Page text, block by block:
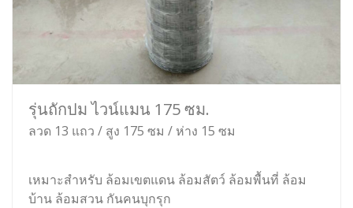
รุ่นถักปม ไวน์แมน 175 ซม.
ลวด 13 แถว / สูง 175 ซม / ห่าง 15 ซม
เหมาะสำหรับ ล้อมเขตแดน ล้อมสัตว์ ล้อมพื้นที่ ล้อม
บ้าน ล้อมสวน กันคนบุกรุก